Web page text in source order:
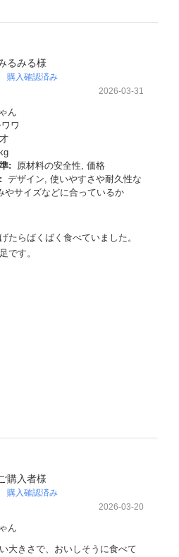
るみる様
購入確認済み
2026-03-31
ん
ワ
:
原材料の安全性, 価格
デザイン, 使いやすさや耐久性な
やサイズなどに合っているか
たらばくばく食べていました。
です。
購入者様
購入確認済み
2026-03-20
ん
大きさで、おいしそうに食べて